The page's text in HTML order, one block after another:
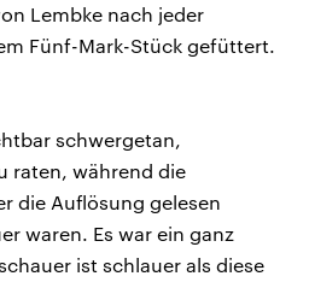
Lembke nach jeder
Fünf-Mark-Stück gefüttert.
schwergetan,
raten, während die
die Auflösung gelesen
waren. Es war ein ganz
ist schlauer als diese